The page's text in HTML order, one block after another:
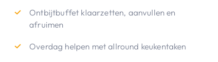
Ontbijtbuffet klaarzetten, aanvullen en
afruimen
Overdag helpen met allround keukentaken